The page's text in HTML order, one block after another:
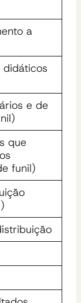
a
e de
que
funil)